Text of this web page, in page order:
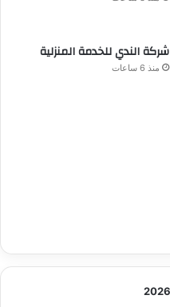
شركة الندي للخدمة المنزلية
منذ 6 ساعات